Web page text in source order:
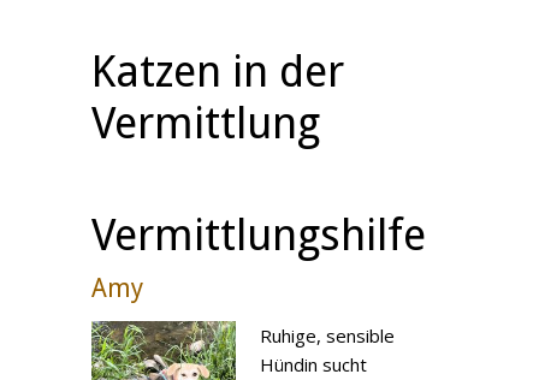
Katzen in der
Vermittlung
Vermittlungshilfe
Amy
Ruhige, sensible
Hündin sucht